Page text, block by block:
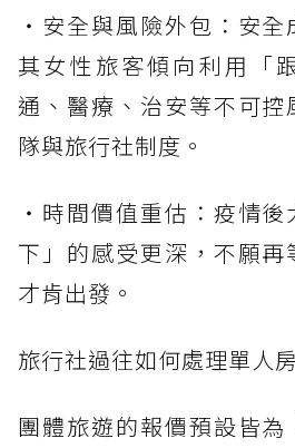
・安全與風險外包：安
其女性旅客傾向利用「
通、醫療、治安等不可
隊與旅行社制度。
・時間價值重估：疫情
下」的感受更深，不願
才肯出發。
旅行社過往如何處理單人
團體旅遊的報價預設皆